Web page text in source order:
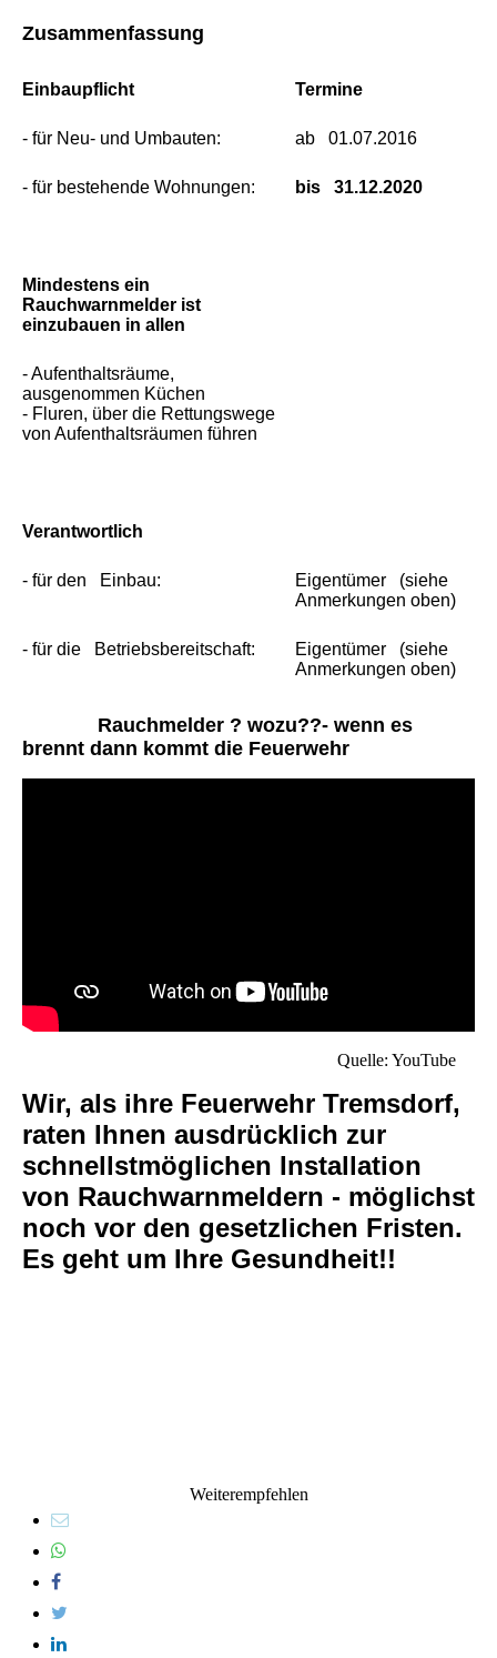
Zusammenfassung
Einbaupflicht Termine
- für Neu- und Umbauten: ab 01.07.2016
- für bestehende Wohnungen: bis 31.12.2020
Mindestens ein
Rauchwarnmelder ist
einzubauen in allen
- Aufenthaltsräume,
ausgenommen Küchen
- Fluren, über die Rettungswege
von Aufenthaltsräumen führen
Verantwortlich
- für den Einbau:
Eigentümer (siehe
Anmerkungen oben)
- für die Betriebsbereitschaft:
Eigentümer (siehe
Anmerkungen oben)
Rauchmelder ? wozu??- wenn es
brennt dann kommt die Feuerwehr
Quelle: YouTube
Wir, als ihre Feuerwehr Tremsdorf,
raten Ihnen ausdrücklich zur
schnellstmöglichen Installation
von Rauchwarnmeldern - möglichst
noch vor den gesetzlichen Fristen.
Es geht um Ihre Gesundheit!!
Weiterempfehlen